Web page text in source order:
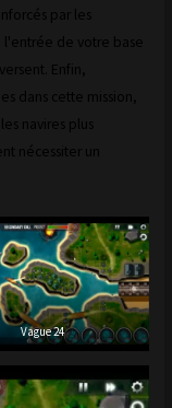
par les
l'entrée de votre base
Enfin,
dans cette mission,
navires plus
nécessiter un
Vague 24